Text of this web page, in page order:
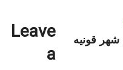
قونیه
Leave
a